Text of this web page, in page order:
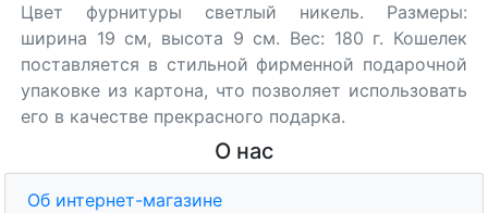
Цвет фурнитуры светлый никель. Размеры:
ширина 19 см, высота 9 см. Вес: 180 г. Кошелек
поставляется в стильной фирменной подарочной
упаковке из картона, что позволяет использовать
его в качестве прекрасного подарка.
О нас
Об интернет-магазине